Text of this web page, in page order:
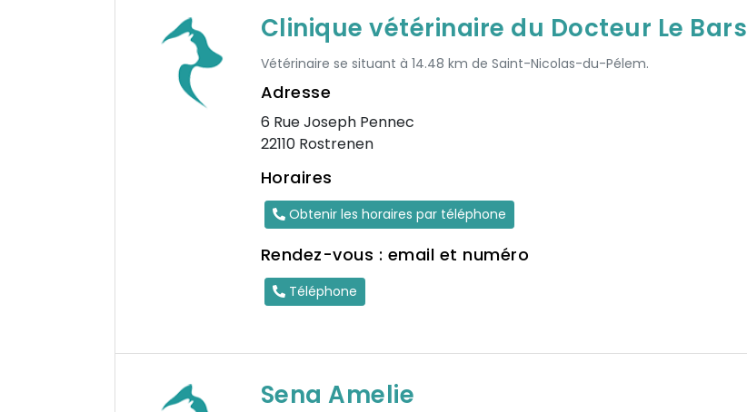
Clinique vétérinaire du Docteur Le Bars
Vétérinaire se situant à 14.48 km de Saint-Nicolas-du-Pélem.
Adresse
6 Rue Joseph Pennec
22110 Rostrenen
Horaires
Obtenir les horaires par téléphone
Rendez-vous : email et numéro
Téléphone
Sena Amelie